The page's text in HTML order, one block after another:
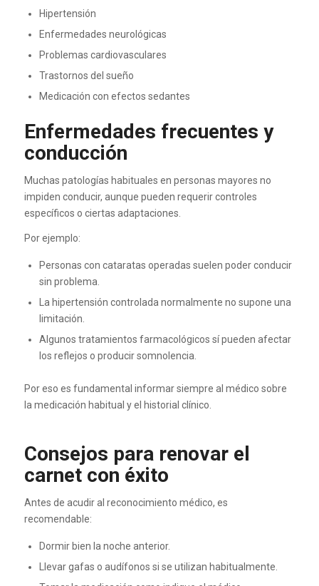
Hipertensión
Enfermedades neurológicas
Problemas cardiovasculares
Trastornos del sueño
Medicación con efectos sedantes
Enfermedades frecuentes y
conducción
Muchas patologías habituales en personas mayores no
impiden conducir, aunque pueden requerir controles
específicos o ciertas adaptaciones.
Por ejemplo:
Personas con cataratas operadas suelen poder conducir
sin problema.
La hipertensión controlada normalmente no supone una
limitación.
Algunos tratamientos farmacológicos sí pueden afectar
los reflejos o producir somnolencia.
Por eso es fundamental informar siempre al médico sobre
la medicación habitual y el historial clínico.
Consejos para renovar el
carnet con éxito
Antes de acudir al reconocimiento médico, es
recomendable:
Dormir bien la noche anterior.
Llevar gafas o audífonos si se utilizan habitualmente.